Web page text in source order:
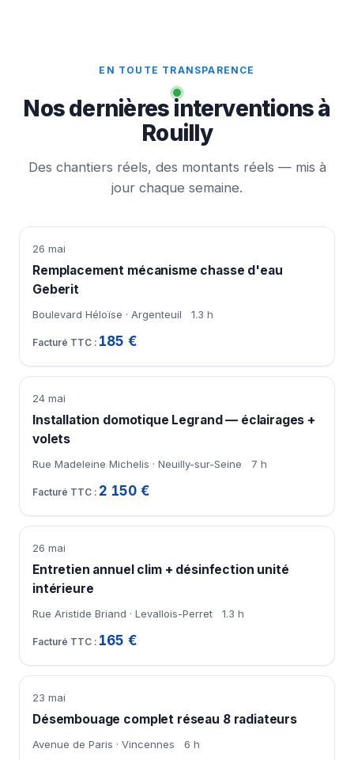
EN TOUTE TRANSPARENCE
Nos dernières interventions à
Rouilly
Des chantiers réels, des montants réels — mis à
jour chaque semaine.
26 mai
Remplacement mécanisme chasse d'eau
Geberit
Boulevard Héloïse · Argenteuil 1.3 h
185 €
24 mai
Installation domotique Legrand — éclairages +
volets
Rue Madeleine Michelis · Neuilly-sur-Seine 7 h
2 150 €
26 mai
Entretien annuel clim + désinfection unité
intérieure
Rue Aristide Briand · Levallois-Perret 1.3 h
165 €
23 mai
Désembouage complet réseau 8 radiateurs
Avenue de Paris · Vincennes 6 h